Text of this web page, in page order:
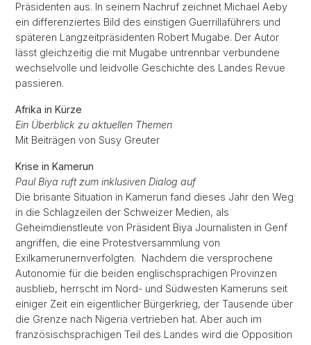
Präsidenten aus. In seinem Nachruf zeichnet Michael Aeby
ein differenziertes Bild des einstigen Guerrillaführers und
späteren Langzeitpräsidenten Robert Mugabe. Der Autor
lässt gleichzeitig die mit Mugabe untrennbar verbundene
wechselvolle und leidvolle Geschichte des Landes Revue
passieren.
Afrika in Kürze
Ein Überblick zu aktuellen Themen
Mit Beiträgen von Susy Greuter
Krise in Kamerun
Paul Biya ruft zum inklusiven Dialog auf
Die brisante Situation in Kamerun fand dieses Jahr den Weg
in die Schlagzeilen der Schweizer Medien, als
Geheimdienstleute von Präsident Biya Journalisten in Genf
angriffen, die eine Protestversammlung von
Exilkamerunernverfolgten. Nachdem die versprochene
Autonomie für die beiden englischsprachigen Provinzen
ausblieb, herrscht im Nord- und Südwesten Kameruns seit
einiger Zeit ein eigentlicher Bürgerkrieg, der Tausende über
die Grenze nach Nigeria vertrieben hat. Aber auch im
französischsprachigen Teil des Landes wird die Opposition